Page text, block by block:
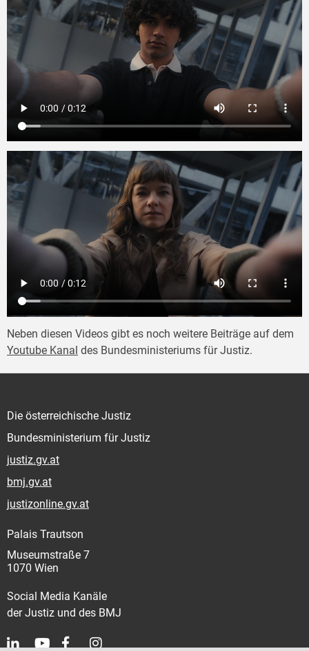
Neben diesen Videos gibt es noch weitere Beiträge auf dem
Youtube Kanal des Bundesministeriums für Justiz.
Die österreichische Justiz
Bundesministerium für Justiz
justiz.gv.at
bmj.gv.at
justizonline.gv.at
Palais Trautson
Museumstraße 7
1070 Wien
Social Media Kanäle
der Justiz und des BMJ